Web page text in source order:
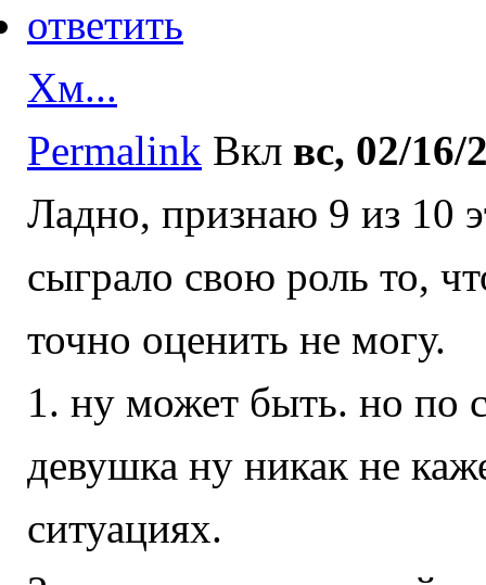
ответить
Хм...
Permalink Вкл вс, 02/16/
Ладно, признаю 9 из 10
сыграло свою роль то,
точно оценить не могу.
1. ну может быть. но по
девушка ну никак не
ситуациях.